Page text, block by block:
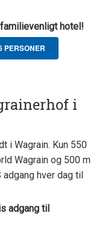
hotel!
PERSONER
i
i Wagrain. Kun 550
Wagrain og 500 m
adgang hver dag til
adgang til